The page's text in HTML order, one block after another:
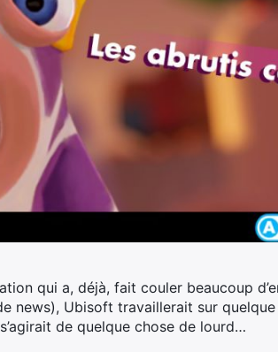
qui a, déjà, fait couler beaucoup
news), Ubisoft travaillerait sur
de quelque chose de lourd…